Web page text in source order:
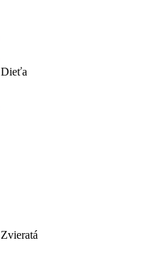
Dieťa
Zvieratá